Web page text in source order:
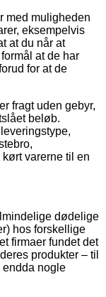
med muligheden
eksempelvis
at du når at
at de har
for at de
fragt uden gebyr,
beløb.
varerne til en
dødelige
hos forskellige
firmaer fundet det
produkter – til
endda nogle